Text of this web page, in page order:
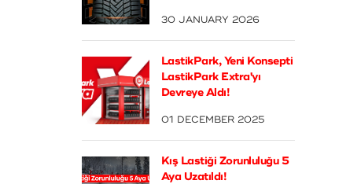
30 JANUARY 2026
LastikPark, Yeni Konsepti
LastikPark Extra'yı
Devreye Aldı!
01 DECEMBER 2025
Kış Lastiği Zorunluluğu 5
Aya Uzatıldı!